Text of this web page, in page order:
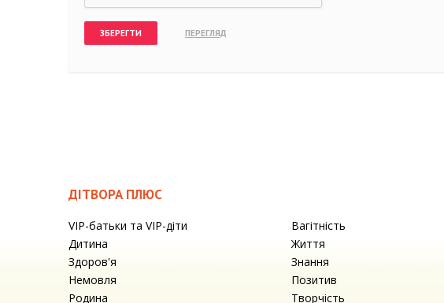
ДІТВОРА ПЛЮС
VIP-батьки та VIP-діти
Вагітність
Дитина
Життя
Здоров'я
Знання
Немовля
Позитив
Родина
Творчість